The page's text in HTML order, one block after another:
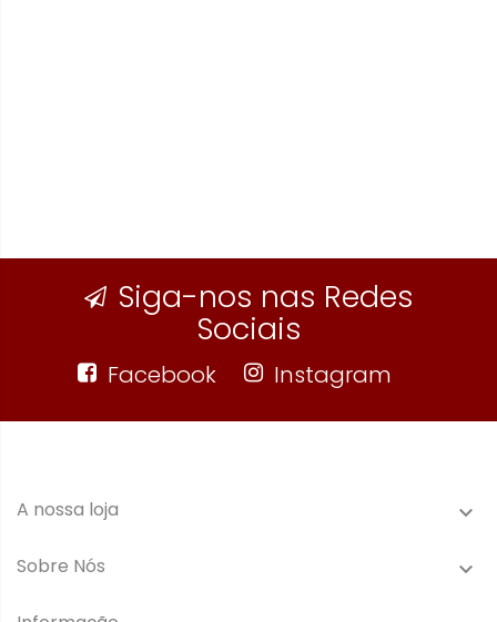
Siga-nos nas Redes
Sociais
Facebook Instagram
A nossa loja 
Sobre Nós 